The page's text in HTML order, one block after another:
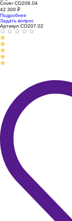
Cover CO208.04
42 300 ₽
Подробнее
Задать вопрос
Артикул CO207.02